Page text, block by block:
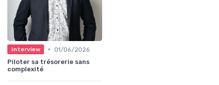
Interview • 01/06/2026
Piloter sa trésorerie sans
complexité